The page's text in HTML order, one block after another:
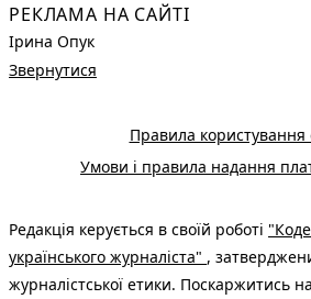
РЕКЛАМА НА САЙТІ
Ірина Опук
Звернутися
Правила користування
Умови і правила надання
Редакція керується в своїй роботі
українського журналіста" ,
журналістської етики. Поскаржитись